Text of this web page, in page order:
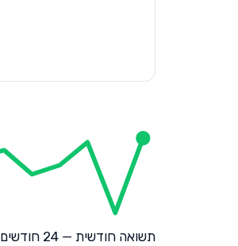
תשואה חודשית — 24 חודשים אחרונים